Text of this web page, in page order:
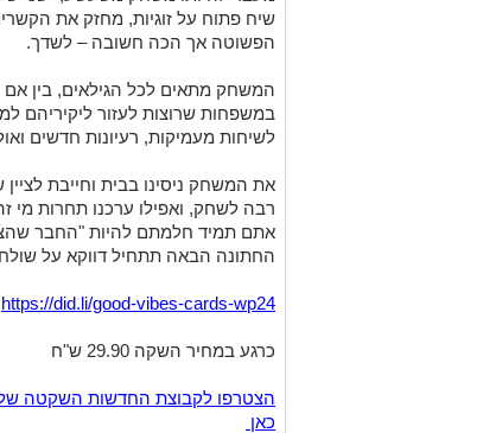
שיח פתוח על זוגיות, מחזק את
הפשוטה אך הכה חשובה – לשדך.
המשחק מתאים לכל הגילאים, בין אם
במשפחות שרוצות לעזור ליקיריהם
לשיחות מעמיקות, רעיונות חדשים
את המשחק ניסינו בבית וחייבת
רבה לשחק, ואפילו ערכנו תחרות מי
אתם תמיד חלמתם להיות "החבר
החתונה הבאה תתחיל דווקא על
https://did.li/good-vibes-cards-wp24
כרגע במחיר השקה 29.90 ש"ח
כאן